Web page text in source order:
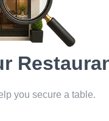
you secure a table.